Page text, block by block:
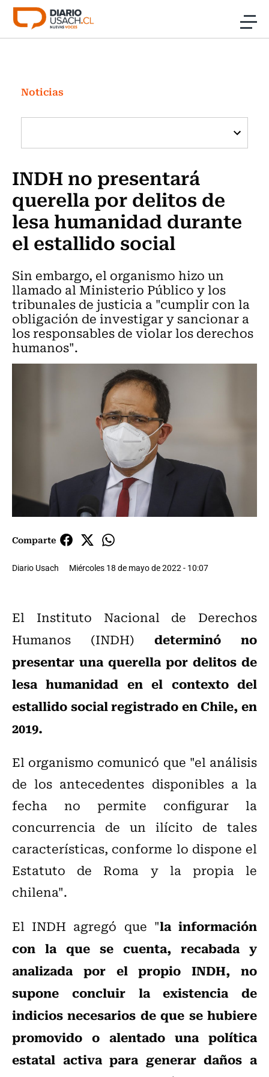
Click acá para ir directamente al contenido
Investigación
Cultura
Programas Radio y TV Usach
Noticias
INDH no presentará
querella por delitos de
lesa humanidad durante
el estallido social
Sin embargo, el organismo hizo un
llamado al Ministerio Público y los
tribunales de justicia a "cumplir con la
obligación de investigar y sancionar a
los responsables de violar los derechos
humanos".
Comparte
Diario Usach Miércoles 18 de mayo de 2022 - 10:07
El Instituto Nacional de Derechos
Humanos (INDH) determinó no
presentar una querella por delitos de
lesa humanidad en el contexto del
estallido social registrado en Chile, en
2019.
El organismo comunicó que "el análisis
de los antecedentes disponibles a la
fecha no permite configurar la
concurrencia de un ilícito de tales
características, conforme lo dispone el
Estatuto de Roma y la propia le
chilena".
El INDH agregó que "la información
con la que se cuenta, recabada y
analizada por el propio INDH, no
supone concluir la existencia de
indicios necesarios de que se hubiere
promovido o alentado una política
estatal activa para generar daños a